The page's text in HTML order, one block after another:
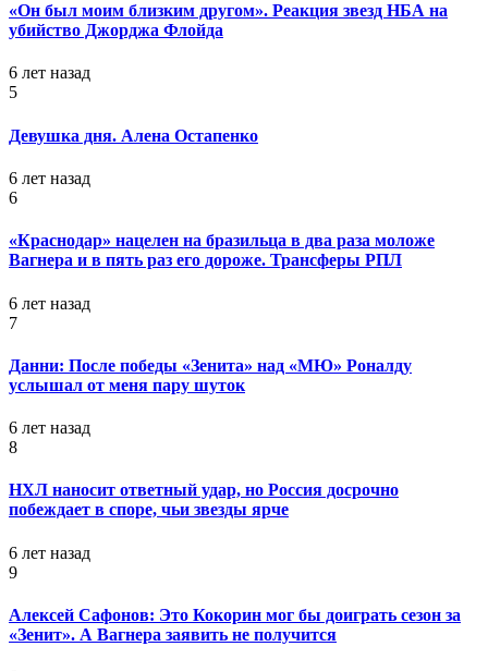
«Он был моим близким другом». Реакция звезд НБА на
убийство Джорджа Флойда
6 лет назад
5
Девушка дня. Алена Остапенко
6 лет назад
6
«Краснодар» нацелен на бразильца в два раза моложе
Вагнера и в пять раз его дороже. Трансферы РПЛ
6 лет назад
7
Данни: После победы «Зенита» над «МЮ» Роналду
услышал от меня пару шуток
6 лет назад
8
НХЛ наносит ответный удар, но Россия досрочно
побеждает в споре, чьи звезды ярче
6 лет назад
9
Алексей Сафонов: Это Кокорин мог бы доиграть сезон за
«Зенит». А Вагнера заявить не получится